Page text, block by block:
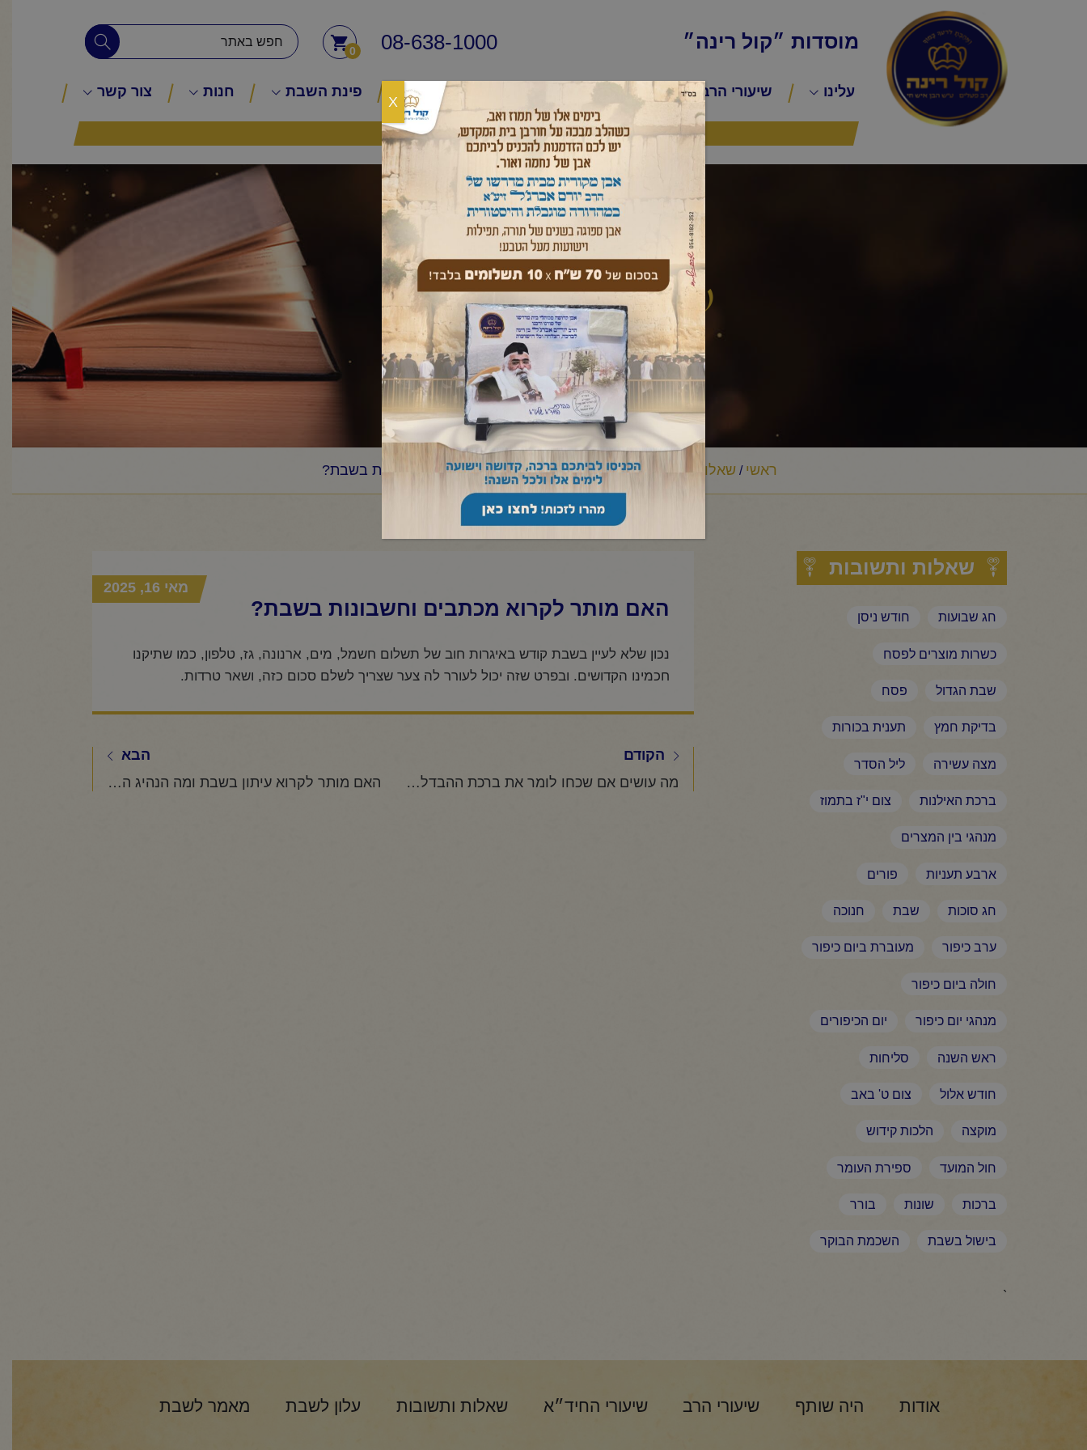
מוסדות ״קול רינה״ 08-638-1000
0
עלינו שיעורי הרב שיעורי החיד״א שאלות ותשובות פינת השבת חנות צור קשר
היה שותף
שאלות ותשובות
ראשי / שאלות ותשובות/שבת/האם מותר לקרוא מכתבים וחשבונות בשבת?
שאלות ותשובות
חג שבועות חודש ניסן
כשרות מוצרים לפסח
שבת הגדול פסח
בדיקת חמץ תענית בכורות
מצה עשירה ליל הסדר
ברכת האילנות צום י"ז בתמוז
מנהגי בין המצרים
ארבע תעניות פורים
חג סוכות שבת חנוכה
ערב כיפור מעוברת ביום כיפור
חולה ביום כיפור
מנהגי יום כיפור יום הכיפורים
ראש השנה סליחות
חודש אלול צום ט' באב
מוקצה הלכות קידוש
חול המועד ספירת העומר
ברכות שונות בורר
בישול בשבת השכמת הבוקר
`
האם מותר לקרוא מכתבים וחשבונות בשבת?
מאי 16, 2025
נכון שלא לעיין בשבת קודש באיגרות חוב של תשלום חשמל, מים, ארנונה, גז, טלפון, כמו שתיקנו
חכמינו הקדושים. ובפרט שזה יכול לעורר לה צער שצריך לשלם סכום כזה, ושאר טרדות.
הקודם
מה עושים אם שכחו לומר את ברכת ההבדלה במהלך הקידוש?
הבא
האם מותר לקרוא עיתון בשבת ומה הנהיג הרב יורם זיע"א?
אודות היה שותף שיעורי הרב שיעורי החיד״א שאלות ותשובות עלון לשבת מאמר לשבת
X